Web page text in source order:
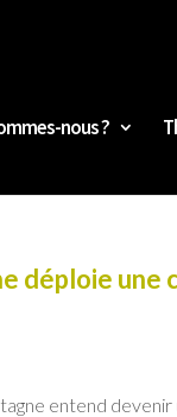
nous ?
déploie une
entend